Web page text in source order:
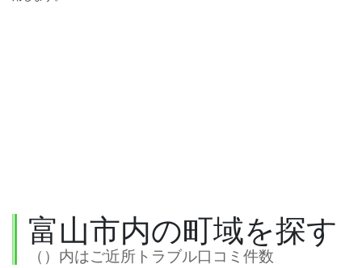
富山市内の町域を探す
（）内はご近所トラブル口コミ件数